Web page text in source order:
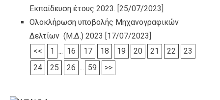
Εκπαίδευση έτους 2023. [25/07/2023]
Ολοκλήρωση υποβολής Μηχανογραφικών
Δελτίων (Μ.Δ.) 2023 [17/07/2023]
<<
1 ... 16 17 18 19 20 21 22
23
24
25 26 ... 59 >>